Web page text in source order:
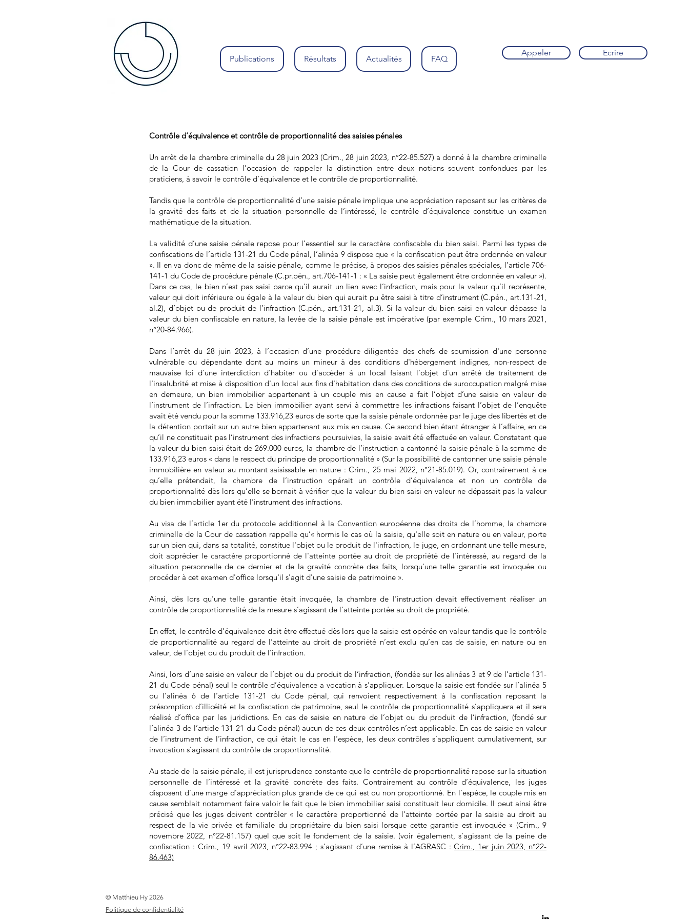
Publications Résultats Actualités FAQ
Appeler Ecrire
Contrôle d’équivalence et contrôle de proportionnalité des saisies pénales
Un arrêt de la chambre criminelle du 28 juin 2023 (Crim., 28 juin 2023, n°22-85.527) a donné à la chambre criminelle
de la Cour de cassation l’occasion de rappeler la distinction entre deux notions souvent confondues par les
praticiens, à savoir le contrôle d’équivalence et le contrôle de proportionnalité.
Tandis que le contrôle de proportionnalité d’une saisie pénale implique une appréciation reposant sur les critères de
la gravité des faits et de la situation personnelle de l’intéressé, le contrôle d’équivalence constitue un examen
mathématique de la situation.
La validité d’une saisie pénale repose pour l’essentiel sur le caractère confiscable du bien saisi. Parmi les types de
confiscations de l’article 131-21 du Code pénal, l’alinéa 9 dispose que « la confiscation peut être ordonnée en valeur
». Il en va donc de même de la saisie pénale, comme le précise, à propos des saisies pénales spéciales, l’article 706-
141-1 du Code de procédure pénale (C.pr.pén., art.706-141-1 : « La saisie peut également être ordonnée en valeur »).
Dans ce cas, le bien n’est pas saisi parce qu’il aurait un lien avec l’infraction, mais pour la valeur qu’il représente,
valeur qui doit inférieure ou égale à la valeur du bien qui aurait pu être saisi à titre d’instrument (C.pén., art.131-21,
al.2), d’objet ou de produit de l’infraction (C.pén., art.131-21, al.3). Si la valeur du bien saisi en valeur dépasse la
valeur du bien confiscable en nature, la levée de la saisie pénale est impérative (par exemple Crim., 10 mars 2021,
n°20-84.966).
Dans l’arrêt du 28 juin 2023, à l’occasion d’une procédure diligentée des chefs de soumission d'une personne
vulnérable ou dépendante dont au moins un mineur à des conditions d'hébergement indignes, non-respect de
mauvaise foi d'une interdiction d'habiter ou d'accéder à un local faisant l'objet d'un arrêté de traitement de
l'insalubrité et mise à disposition d'un local aux fins d'habitation dans des conditions de suroccupation malgré mise
en demeure, un bien immobilier appartenant à un couple mis en cause a fait l’objet d’une saisie en valeur de
l’instrument de l’infraction. Le bien immobilier ayant servi à commettre les infractions faisant l’objet de l’enquête
avait été vendu pour la somme 133.916,23 euros de sorte que la saisie pénale ordonnée par le juge des libertés et de
la détention portait sur un autre bien appartenant aux mis en cause. Ce second bien étant étranger à l’affaire, en ce
qu’il ne constituait pas l’instrument des infractions poursuivies, la saisie avait été effectuée en valeur. Constatant que
la valeur du bien saisi était de 269.000 euros, la chambre de l’instruction a cantonné la saisie pénale à la somme de
133.916,23 euros « dans le respect du principe de proportionnalité » (Sur la possibilité de cantonner une saisie pénale
immobilière en valeur au montant saisissable en nature : Crim., 25 mai 2022, n°21-85.019). Or, contrairement à ce
qu’elle prétendait, la chambre de l’instruction opérait un contrôle d’équivalence et non un contrôle de
proportionnalité dès lors qu’elle se bornait à vérifier que la valeur du bien saisi en valeur ne dépassait pas la valeur
du bien immobilier ayant été l’instrument des infractions.
Au visa de l’article 1er du protocole additionnel à la Convention européenne des droits de l’homme, la chambre
criminelle de la Cour de cassation rappelle qu’« hormis le cas où la saisie, qu'elle soit en nature ou en valeur, porte
sur un bien qui, dans sa totalité, constitue l'objet ou le produit de l'infraction, le juge, en ordonnant une telle mesure,
doit apprécier le caractère proportionné de l'atteinte portée au droit de propriété de l'intéressé, au regard de la
situation personnelle de ce dernier et de la gravité concrète des faits, lorsqu'une telle garantie est invoquée ou
procéder à cet examen d'office lorsqu'il s'agit d'une saisie de patrimoine ».
Ainsi, dès lors qu’une telle garantie était invoquée, la chambre de l’instruction devait effectivement réaliser un
contrôle de proportionnalité de la mesure s’agissant de l’atteinte portée au droit de propriété.
En effet, le contrôle d’équivalence doit être effectué dès lors que la saisie est opérée en valeur tandis que le contrôle
de proportionnalité au regard de l’atteinte au droit de propriété n’est exclu qu’en cas de saisie, en nature ou en
valeur, de l’objet ou du produit de l’infraction.
Ainsi, lors d’une saisie en valeur de l’objet ou du produit de l’infraction, (fondée sur les alinéas 3 et 9 de l’article 131-
21 du Code pénal) seul le contrôle d’équivalence a vocation à s’appliquer. Lorsque la saisie est fondée sur l’alinéa 5
ou l’alinéa 6 de l’article 131-21 du Code pénal, qui renvoient respectivement à la confiscation reposant la
présomption d’illicéité et la confiscation de patrimoine, seul le contrôle de proportionnalité s’appliquera et il sera
réalisé d’office par les juridictions. En cas de saisie en nature de l’objet ou du produit de l’infraction, (fondé sur
l’alinéa 3 de l’article 131-21 du Code pénal) aucun de ces deux contrôles n’est applicable. En cas de saisie en valeur
de l’instrument de l’infraction, ce qui était le cas en l’espèce, les deux contrôles s’appliquent cumulativement, sur
invocation s’agissant du contrôle de proportionnalité.
Au stade de la saisie pénale, il est jurisprudence constante que le contrôle de proportionnalité repose sur la situation
personnelle de l’intéressé et la gravité concrète des faits. Contrairement au contrôle d’équivalence, les juges
disposent d’une marge d’appréciation plus grande de ce qui est ou non proportionné. En l’espèce, le couple mis en
cause semblait notamment faire valoir le fait que le bien immobilier saisi constituait leur domicile. Il peut ainsi être
précisé que les juges doivent contrôler « le caractère proportionné de l'atteinte portée par la saisie au droit au
respect de la vie privée et familiale du propriétaire du bien saisi lorsque cette garantie est invoquée » (Crim., 9
novembre 2022, n°22-81.157) quel que soit le fondement de la saisie. (voir également, s’agissant de la peine de
confiscation : Crim., 19 avril 2023, n°22-83.994 ; s’agissant d’une remise à l’AGRASC :Crim., 1er juin 2023, n°22-
86.463)
© Matthieu Hy 2026
Politique de confidentialité